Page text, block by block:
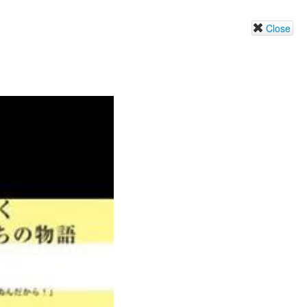
Close